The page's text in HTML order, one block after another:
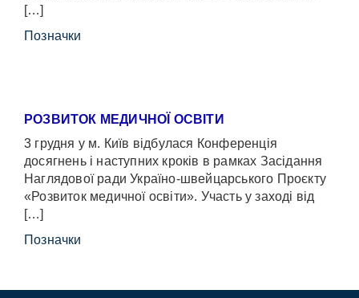
[…]
Позначки
РОЗВИТОК МЕДИЧНОЇ ОСВІТИ
3 грудня у м. Київ відбулася Конференція
досягнень і наступних кроків в рамках Засідання
Наглядової ради Україно-швейцарського Проєкту
«Розвиток медичної освіти». Участь у заході від
[…]
Позначки